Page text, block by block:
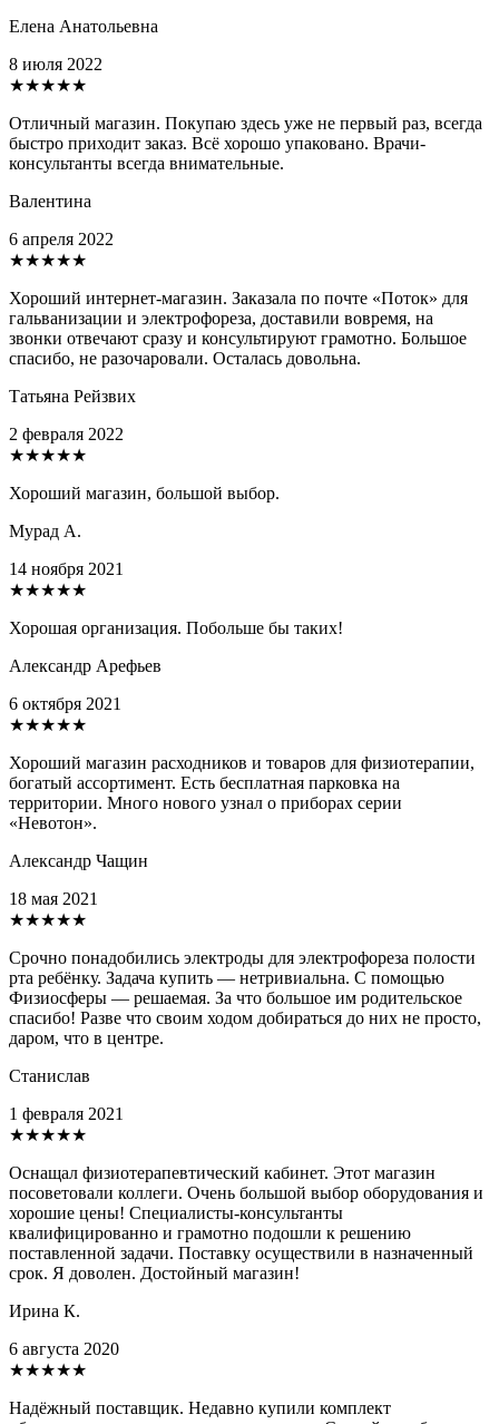
Елена Анатольевна
8 июля 2022
★★★★★
Отличный магазин. Покупаю здесь уже не первый раз, всегда
быстро приходит заказ. Всё хорошо упаковано. Врачи-
консультанты всегда внимательные.
Валентина
6 апреля 2022
★★★★★
Хороший интернет-магазин. Заказала по почте «Поток» для
гальванизации и электрофореза, доставили вовремя, на
звонки отвечают сразу и консультируют грамотно. Большое
спасибо, не разочаровали. Осталась довольна.
Татьяна Рейзвих
2 февраля 2022
★★★★★
Хороший магазин, большой выбор.
Мурад А.
14 ноября 2021
★★★★★
Хорошая организация. Побольше бы таких!
Александр Арефьев
6 октября 2021
★★★★★
Хороший магазин расходников и товаров для физиотерапии,
богатый ассортимент. Есть бесплатная парковка на
территории. Много нового узнал о приборах серии
«Невотон».
Александр Чащин
18 мая 2021
★★★★★
Срочно понадобились электроды для электрофореза полости
рта ребёнку. Задача купить — нетривиальна. С помощью
Физиосферы — решаемая. За что большое им родительское
спасибо! Разве что своим ходом добираться до них не просто,
даром, что в центре.
Станислав
1 февраля 2021
★★★★★
Оснащал физиотерапевтический кабинет. Этот магазин
посоветовали коллеги. Очень большой выбор оборудования и
хорошие цены! Специалисты-консультанты
квалифицированно и грамотно подошли к решению
поставленной задачи. Поставку осуществили в назначенный
срок. Я доволен. Достойный магазин!
Ирина К.
6 августа 2020
★★★★★
Надёжный поставщик. Недавно купили комплект